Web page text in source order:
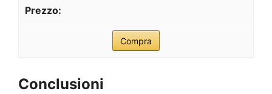
Compra
Conclusioni